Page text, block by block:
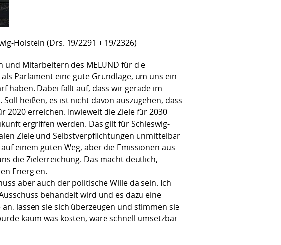
Holstein (Drs. 19/2291 + 19/2326)
Mitarbeitern des MELUND für die
Parlament eine gute Grundlage, um uns ein
haben. Dabei fällt auf, dass wir gerade im
heißen, es ist nicht davon auszugehen, dass
2020 erreichen. Inwieweit die Ziele für 2030
ergriffen werden. Das gilt für Schleswig-
Ziele und Selbstverpflichtungen unmittelbar
einem guten Weg, aber die Emissionen aus
die Zielerreichung. Das macht deutlich,
Energien.
aber auch der politische Wille da sein. Ich
behandelt wird und es dazu eine
lassen sie sich überzeugen und stimmen sie
kaum was kosten, wäre schnell umsetzbar